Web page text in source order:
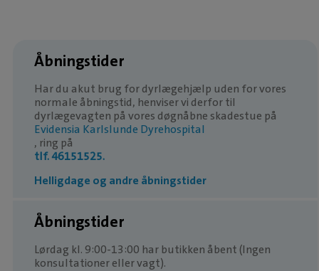
Åbningstider
Har du akut brug for dyrlægehjælp uden for vores
normale åbningstid, henviser vi derfor til
dyrlægevagten på vores døgnåbne skadestue på
Evidensia Karlslunde Dyrehospital
, ring på
tlf. 46151525.
Helligdage og andre åbningstider
Åbningstider
Lørdag kl. 9:00-13:00 har butikken åbent (Ingen
konsultationer eller vagt).